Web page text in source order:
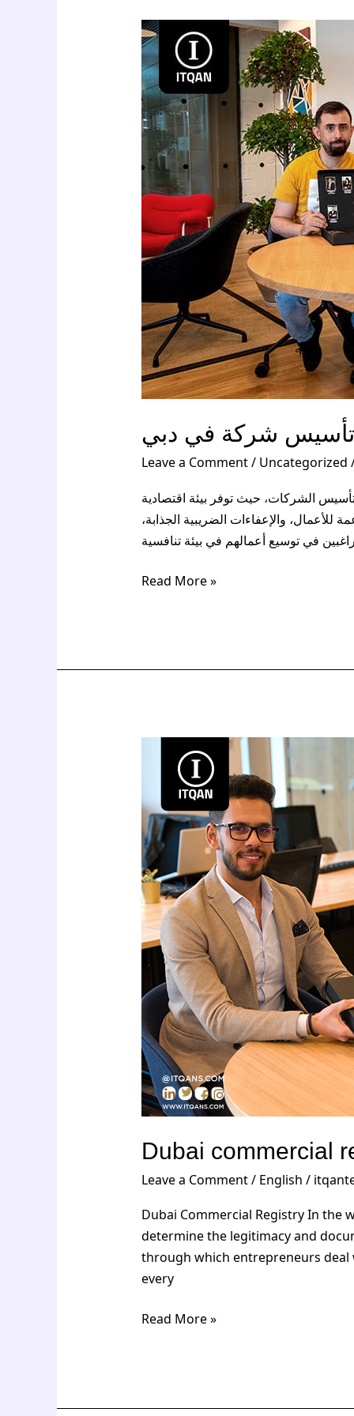
شركة في دبي
Leave a Comment/ Uncategorized
الشركات، حيث توفر بيئة اقتصادية
والإعفاءات الضريبية الجذابة،
مميزات
تأسيس
شركة
في
دبي
Read More »
Dubai commercial
Leave a Comment/ English /
Dubai Commercial Registry In the
determine the legitimacy and
through which entrepreneurs deal
every
commercial
register
Read More »